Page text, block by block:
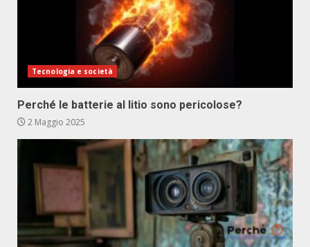
Tecnologia e società
Perché le batterie al litio sono pericolose?
2 Maggio 2025